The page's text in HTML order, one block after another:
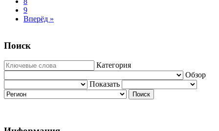
9
Вперёд »
Поиск
Категория
Обзор
Показать
Поиск